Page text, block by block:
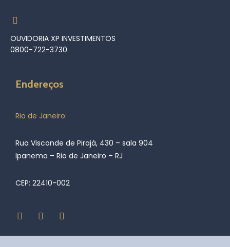
OUVIDORIA XP INVESTIMENTOS
0800-722-3730
Endereços
Rio de Janeiro:
Rua Visconde de Pirajá, 430 – sala 904
Ipanema – Rio de Janeiro – RJ
CEP: 22410-002